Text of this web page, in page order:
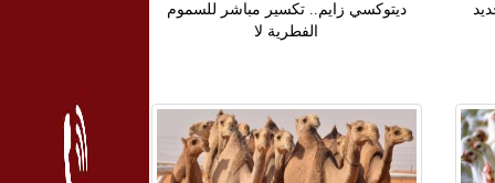
دیتوکسي زايم.. تكسير مباشر للسموم
الفطرية لا